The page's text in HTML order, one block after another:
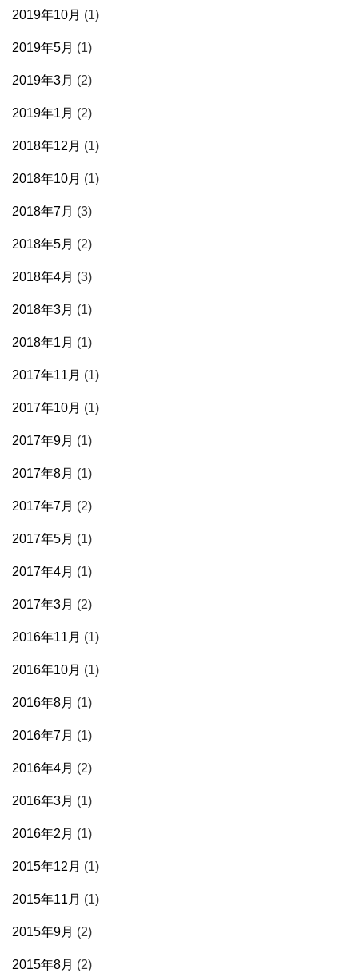
2019年10月 (1)
2019年5月 (1)
2019年3月 (2)
2019年1月 (2)
2018年12月 (1)
2018年10月 (1)
2018年7月 (3)
2018年5月 (2)
2018年4月 (3)
2018年3月 (1)
2018年1月 (1)
2017年11月 (1)
2017年10月 (1)
2017年9月 (1)
2017年8月 (1)
2017年7月 (2)
2017年5月 (1)
2017年4月 (1)
2017年3月 (2)
2016年11月 (1)
2016年10月 (1)
2016年8月 (1)
2016年7月 (1)
2016年4月 (2)
2016年3月 (1)
2016年2月 (1)
2015年12月 (1)
2015年11月 (1)
2015年9月 (2)
2015年8月 (2)